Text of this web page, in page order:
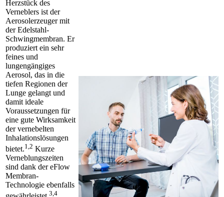
Herzstück des
Verneblers ist der
Aerosolerzeuger mit
der Edelstahl-
Schwingmembran. Er
produziert ein sehr
feines und
lungengängiges
Aerosol, das in die
tiefen Regionen der
Lunge gelangt und
damit ideale
Voraussetzungen für
eine gute Wirksamkeit
der vernebelten
Inhalationslösungen
bietet.1,2 Kurze
Verneblungszeiten
sind dank der eFlow
Membran-
Technologie ebenfalls
3,4